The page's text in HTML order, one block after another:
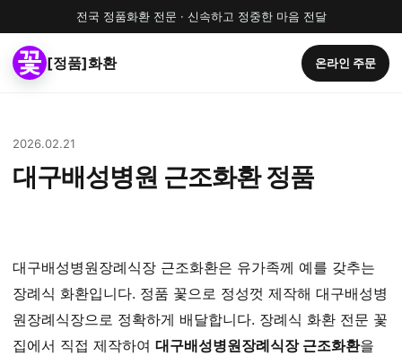
전국 정품화환 전문 · 신속하고 정중한 마음 전달
[정품]화환 온라인 주문
2026.02.21
대구배성병원 근조화환 정품
대구배성병원장례식장 근조화환은 유가족께 예를 갖추는
장례식 화환입니다. 정품 꽃으로 정성껏 제작해 대구배성병
원장례식장으로 정확하게 배달합니다. 장례식 화환 전문 꽃
집에서 직접 제작하여 대구배성병원장례식장 근조화환을